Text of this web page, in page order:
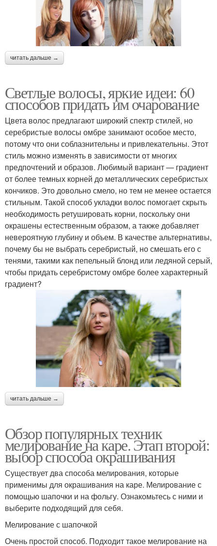
читать дальше →
Светлые волосы, яркие идеи: 60
способов придать им очарование
Цвета волос предлагают широкий спектр стилей, но
серебристые волосы омбре занимают особое место,
потому что они соблазнительны и привлекательны. Этот
стиль можно изменять в зависимости от многих
предпочтений и образов. Любимый вариант — градиент
от более темных корней до металлических серебристых
кончиков. Это довольно смело, но тем не менее остается
стильным. Такой способ укладки волос помогает скрыть
необходимость ретушировать корни, поскольку они
окрашены естественным образом, а также добавляет
невероятную глубину и объем. В качестве альтернативы,
почему бы не выбрать серебристый, но смешать его с
тенями, такими как пепельный блонд или ледяной серый,
чтобы придать серебристому омбре более характерный
градиент?
читать дальше →
Обзор популярных техник
мелирование на каре. Этап второй:
выбор способа окрашивания
Существует два способа мелирования, которые
применимы для окрашивания на каре. Мелирование с
помощью шапочки и на фольгу. Ознакомьтесь с ними и
выберите подходящий для себя.
Мелирование с шапочкой
Очень простой способ. Подходит такое мелирование на